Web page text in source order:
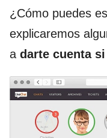
¿Cómo puedes
explicaremos
a darte cuenta